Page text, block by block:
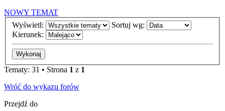
NOWY TEMAT
Wyświetl:
Sortuj wg:
Kierunek:
Tematy: 31 • Strona 1 z 1
Wróć do wykazu forów
Przejdź do